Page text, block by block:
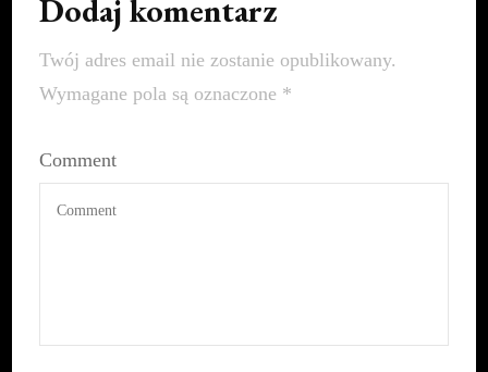
Dodaj komentarz
Twój adres email nie zostanie opublikowany.
Wymagane pola są oznaczone *
Comment